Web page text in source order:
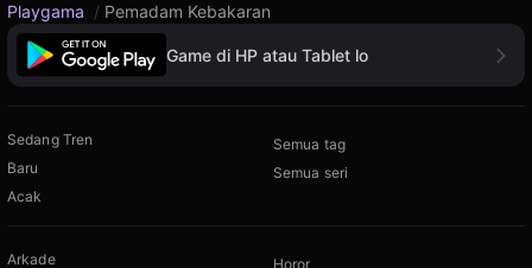
Playgama / Pemadam Kebakaran
Game di HP atau Tablet lo
Sedang Tren
Baru
Acak
Semua tag
Semua seri
Arkade
Horor